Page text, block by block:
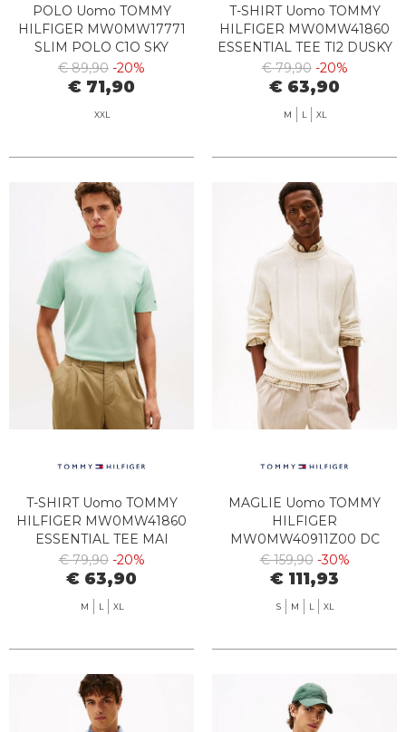
POLO Uomo TOMMY
HILFIGER MW0MW17771
SLIM POLO C1O SKY
BREEZY BLUE
€ 89,90 -20%
€ 71,90
XXL
T-SHIRT Uomo TOMMY
HILFIGER MW0MW41860
ESSENTIAL TEE TI2 DUSKY
PINK
€ 79,90 -20%
€ 63,90
M L XL
T-SHIRT Uomo TOMMY
HILFIGER MW0MW41860
ESSENTIAL TEE MAI
CRUSHED MINT
€ 79,90 -20%
€ 63,90
M L XL
MAGLIE Uomo TOMMY
HILFIGER
MW0MW40911Z00 DC
TEXTURED STRIPE C Z00
PANNA
€ 159,90 -30%
€ 111,93
S M L XL